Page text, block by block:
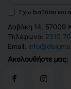
Έχω διαβάσει και
Δαβάκη 14, 57009
Τηλέφωνο: 2310
Email:
Ακολουθήστε μας: